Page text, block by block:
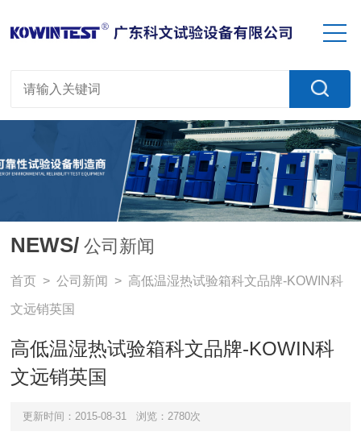
NEWS/ 公司新闻
首页 >公司新闻 > 高低温湿热试验箱科文品牌-KOWIN科
文远销英国
高低温湿热试验箱科文品牌-KOWIN科
文远销英国
更新时间：2015-08-31 浏览：2780次